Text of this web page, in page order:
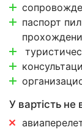
паспорт
У вартість не